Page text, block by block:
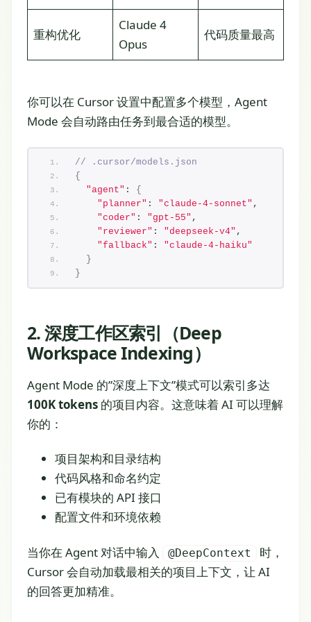
重构优化
Claude 4
Opus
代码质量最高
你可以在 Cursor 设置中配置多个模型，Agent
Mode 会自动路由任务到最合适的模型。
// .cursor/models.json
{
"agent" : {
"planner" : "claude-4-sonnet" ,
"coder" : "gpt-55" ,
"reviewer" : "deepseek-v4" ,
"fallback" : "claude-4-haiku"
}
}
2. 深度工作区索引（Deep
Workspace Indexing）
Agent Mode 的”深度上下文”模式可以索引多达
100K tokens 的项目内容。这意味着 AI 可以理解
你的：
项目架构和目录结构
代码风格和命名约定
已有模块的 API 接口
配置文件和环境依赖
当你在 Agent 对话中输入 @DeepContext
时，
Cursor 会自动加载最相关的项目上下文，让 AI
的回答更加精准。